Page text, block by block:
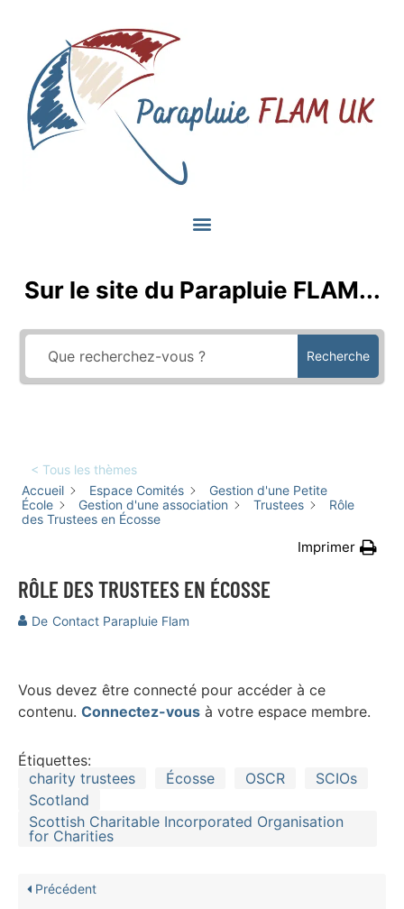
Sur le site du Parapluie FLAM...
Recherche
< Tous les thèmes
Accueil
Espace Comités
Gestion d'une Petite
École
Gestion d'une association Trustees
Rôle
des Trustees en Écosse
Imprimer
RÔLE DES TRUSTEES EN ÉCOSSE
De Contact Parapluie Flam
Vous devez être connecté pour accéder à ce
contenu. Connectez-vous à votre espace membre.
Étiquettes:
charity trustees
Écosse OSCR
SCIOs
Scotland
Scottish Charitable Incorporated Organisation
for Charities
Précédent